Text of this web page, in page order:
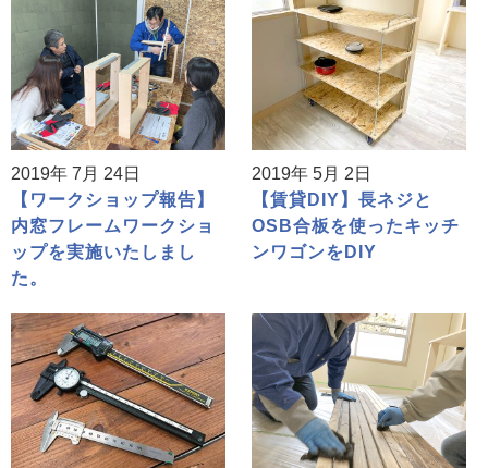
2019年 7月 24日
【ワークショップ報告】
内窓フレームワークショ
ップを実施いたしまし
た。
2019年 5月 2日
【賃貸DIY】長ネジと
OSB合板を使ったキッチ
ンワゴンをDIY